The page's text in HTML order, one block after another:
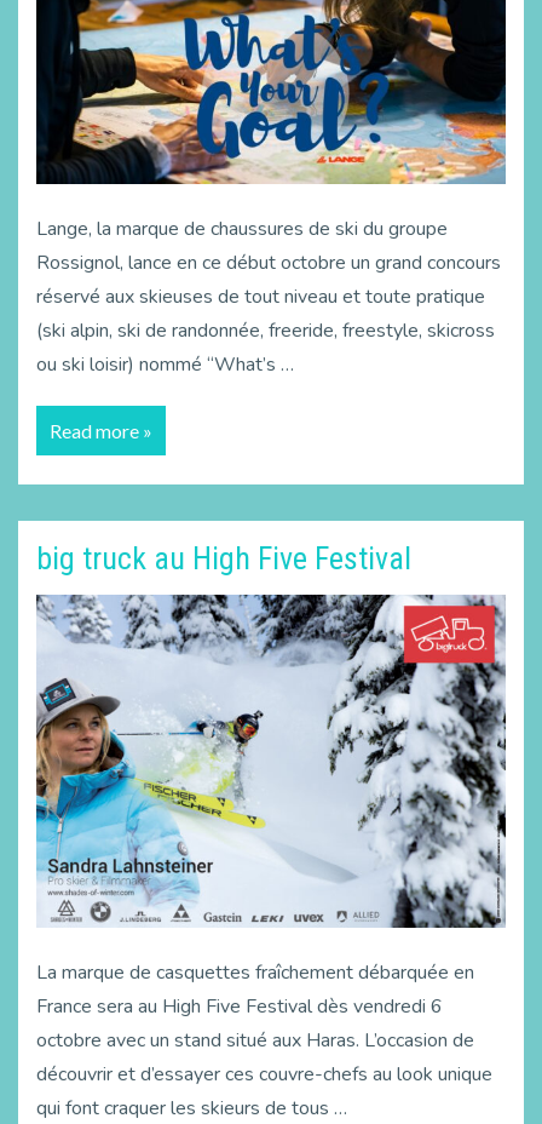
Lange, la marque de chaussures de ski du groupe
Rossignol, lance en ce début octobre un grand concours
réservé aux skieuses de tout niveau et toute pratique
(ski alpin, ski de randonnée, freeride, freestyle, skicross
ou ski loisir) nommé “What’s …
Read more »
big truck au High Five Festival
La marque de casquettes fraîchement débarquée en
France sera au High Five Festival dès vendredi 6
octobre avec un stand situé aux Haras. L’occasion de
découvrir et d’essayer ces couvre-chefs au look unique
qui font craquer les skieurs de tous …